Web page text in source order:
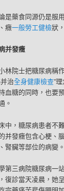
是藥食同源仍是服
癥一般勞工健檢狀
并發癥
林院士把糖尿病稱
治全身健康檢查”
血糖的同時，也要
。
中，糖尿病患者不
并發癥包含心梗、
腎臟等部位的病變。
第三病院糖尿病一
復診當天凌晨，她